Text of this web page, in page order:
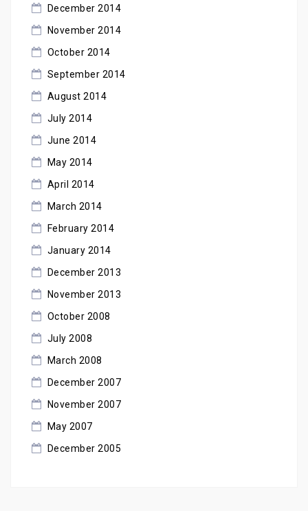
December 2014
November 2014
October 2014
September 2014
August 2014
July 2014
June 2014
May 2014
April 2014
March 2014
February 2014
January 2014
December 2013
November 2013
October 2008
July 2008
March 2008
December 2007
November 2007
May 2007
December 2005